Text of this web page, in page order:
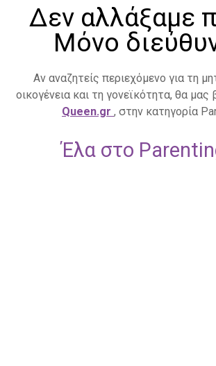
Δεν αλλάξαμε
Μόνο
Αν αναζητείς περιεχόμενο για τη
οικογένεια και τη γονεϊκότητα, θα μας
Queen.gr , στην κατηγορία
Έλα στο